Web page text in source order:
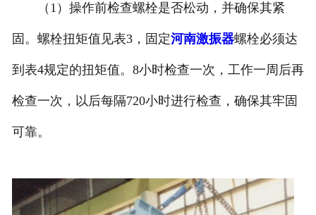
（1）操作前检查螺栓是否松动，并确保其紧
固。螺栓扭矩值见表3，固定河南激振器螺栓必须达
到表4规定的扭矩值。8小时检查一次，工作一周后再
检查一次，以后每隔720小时进行检查，确保其牢固
可靠。